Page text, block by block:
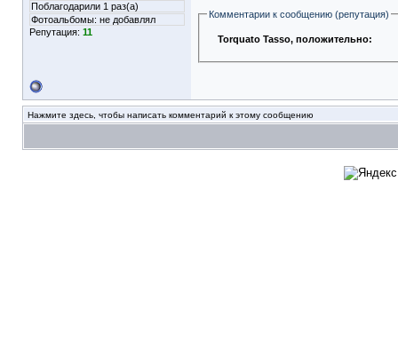
Поблагодарили 1 раз(а)
Фотоальбомы: не добавлял
Репутация: 11
Комментарии к сообщению (репутация)
Torquato Tasso, положительно:
Нажмите здесь, чтобы написать комментарий к этому сообщению